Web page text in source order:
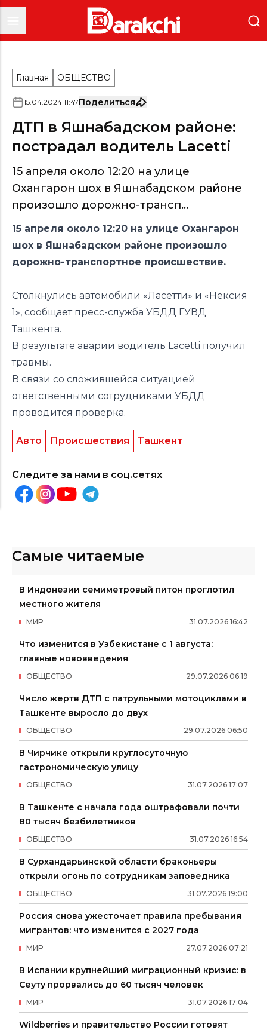
Главная ОБЩЕСТВО
15.04.2024 11:47Поделиться
ДТП в Яшнабадском районе:
пострадал водитель Lacetti
15 апреля около 12:20 на улице
Охангарон шох в Яшнабадском районе
произошло дорожно-трансп...
15 апреля около 12:20 на улице Охангарон
шох в Яшнабадском районе произошло
дорожно-транспортное происшествие.
Столкнулись автомобили «Ласетти» и «Нексия
1», сообщает пресс-служба УБДД ГУВД
Ташкента.
В результате аварии водитель Lacetti получил
травмы.
В связи со сложившейся ситуацией
ответственными сотрудниками УБДД
проводится проверка.
Авто Происшествия Ташкент
Следите за нами в соц.сетях
Самые читаемые
В Индонезии семиметровый питон проглотил
местного жителя
31.07.2026 16:42
МИР
Что изменится в Узбекистане с 1 августа:
главные нововведения
29.07.2026 06:19
ОБЩЕСТВО
Число жертв ДТП с патрульными мотоциклами в
Ташкенте выросло до двух
29.07.2026 06:50
ОБЩЕСТВО
В Чирчике открыли круглосуточную
гастрономическую улицу
31.07.2026 17:07
ОБЩЕСТВО
В Ташкенте с начала года оштрафовали почти
80 тысяч безбилетников
31.07.2026 16:54
ОБЩЕСТВО
В Сурхандарьинской области браконьеры
открыли огонь по сотрудникам заповедника
31.07.2026 19:00
ОБЩЕСТВО
Россия снова ужесточает правила пребывания
мигрантов: что изменится с 2027 года
27.07.2026 07:21
МИР
В Испании крупнейший миграционный кризис: в
Сеуту прорвались до 60 тысяч человек
31.07.2026 17:04
МИР
Wildberries и правительство России готовят